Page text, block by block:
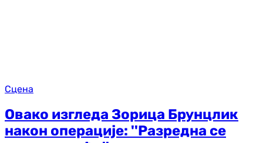
Сцена
Овако изгледа Зорица Брунцлик
након операције: ''Разредна се